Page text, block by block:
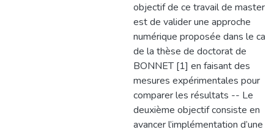
objectif de ce travail de master
est de valider une approche
numérique proposée dans le
de la thèse de doctorat de
BONNET [1] en faisant des
mesures expérimentales pour
comparer les résultats -- Le
deuxième objectif consiste en
avancer l’implémentation d’une